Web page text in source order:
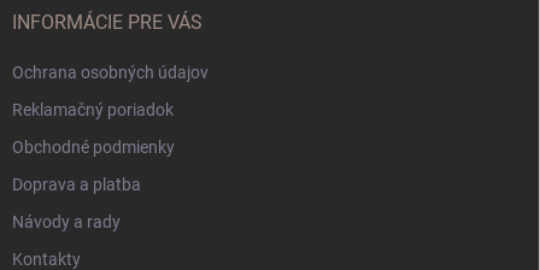
INFORMÁCIE PRE VÁS
Ochrana osobných údajov
Reklamačný poriadok
Obchodné podmienky
Doprava a platba
Návody a rady
Kontakty